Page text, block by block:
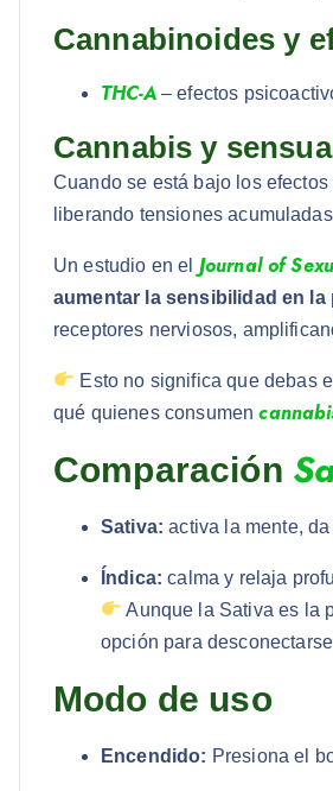
Cannabinoides y
THC-A– efectos
Cannabis y
Cuando se está bajo los
liberando tensiones
Un estudio en el Journal of
aumentar la sensibilidad en la
receptores nerviosos,
Esto no significa que debas
qué quienes consumen
Comparación
Sativa: activa la mente,
Índica: calma y relaja
Aunque la Sativa es la
opción para
Modo de uso
Encendido: Presiona el